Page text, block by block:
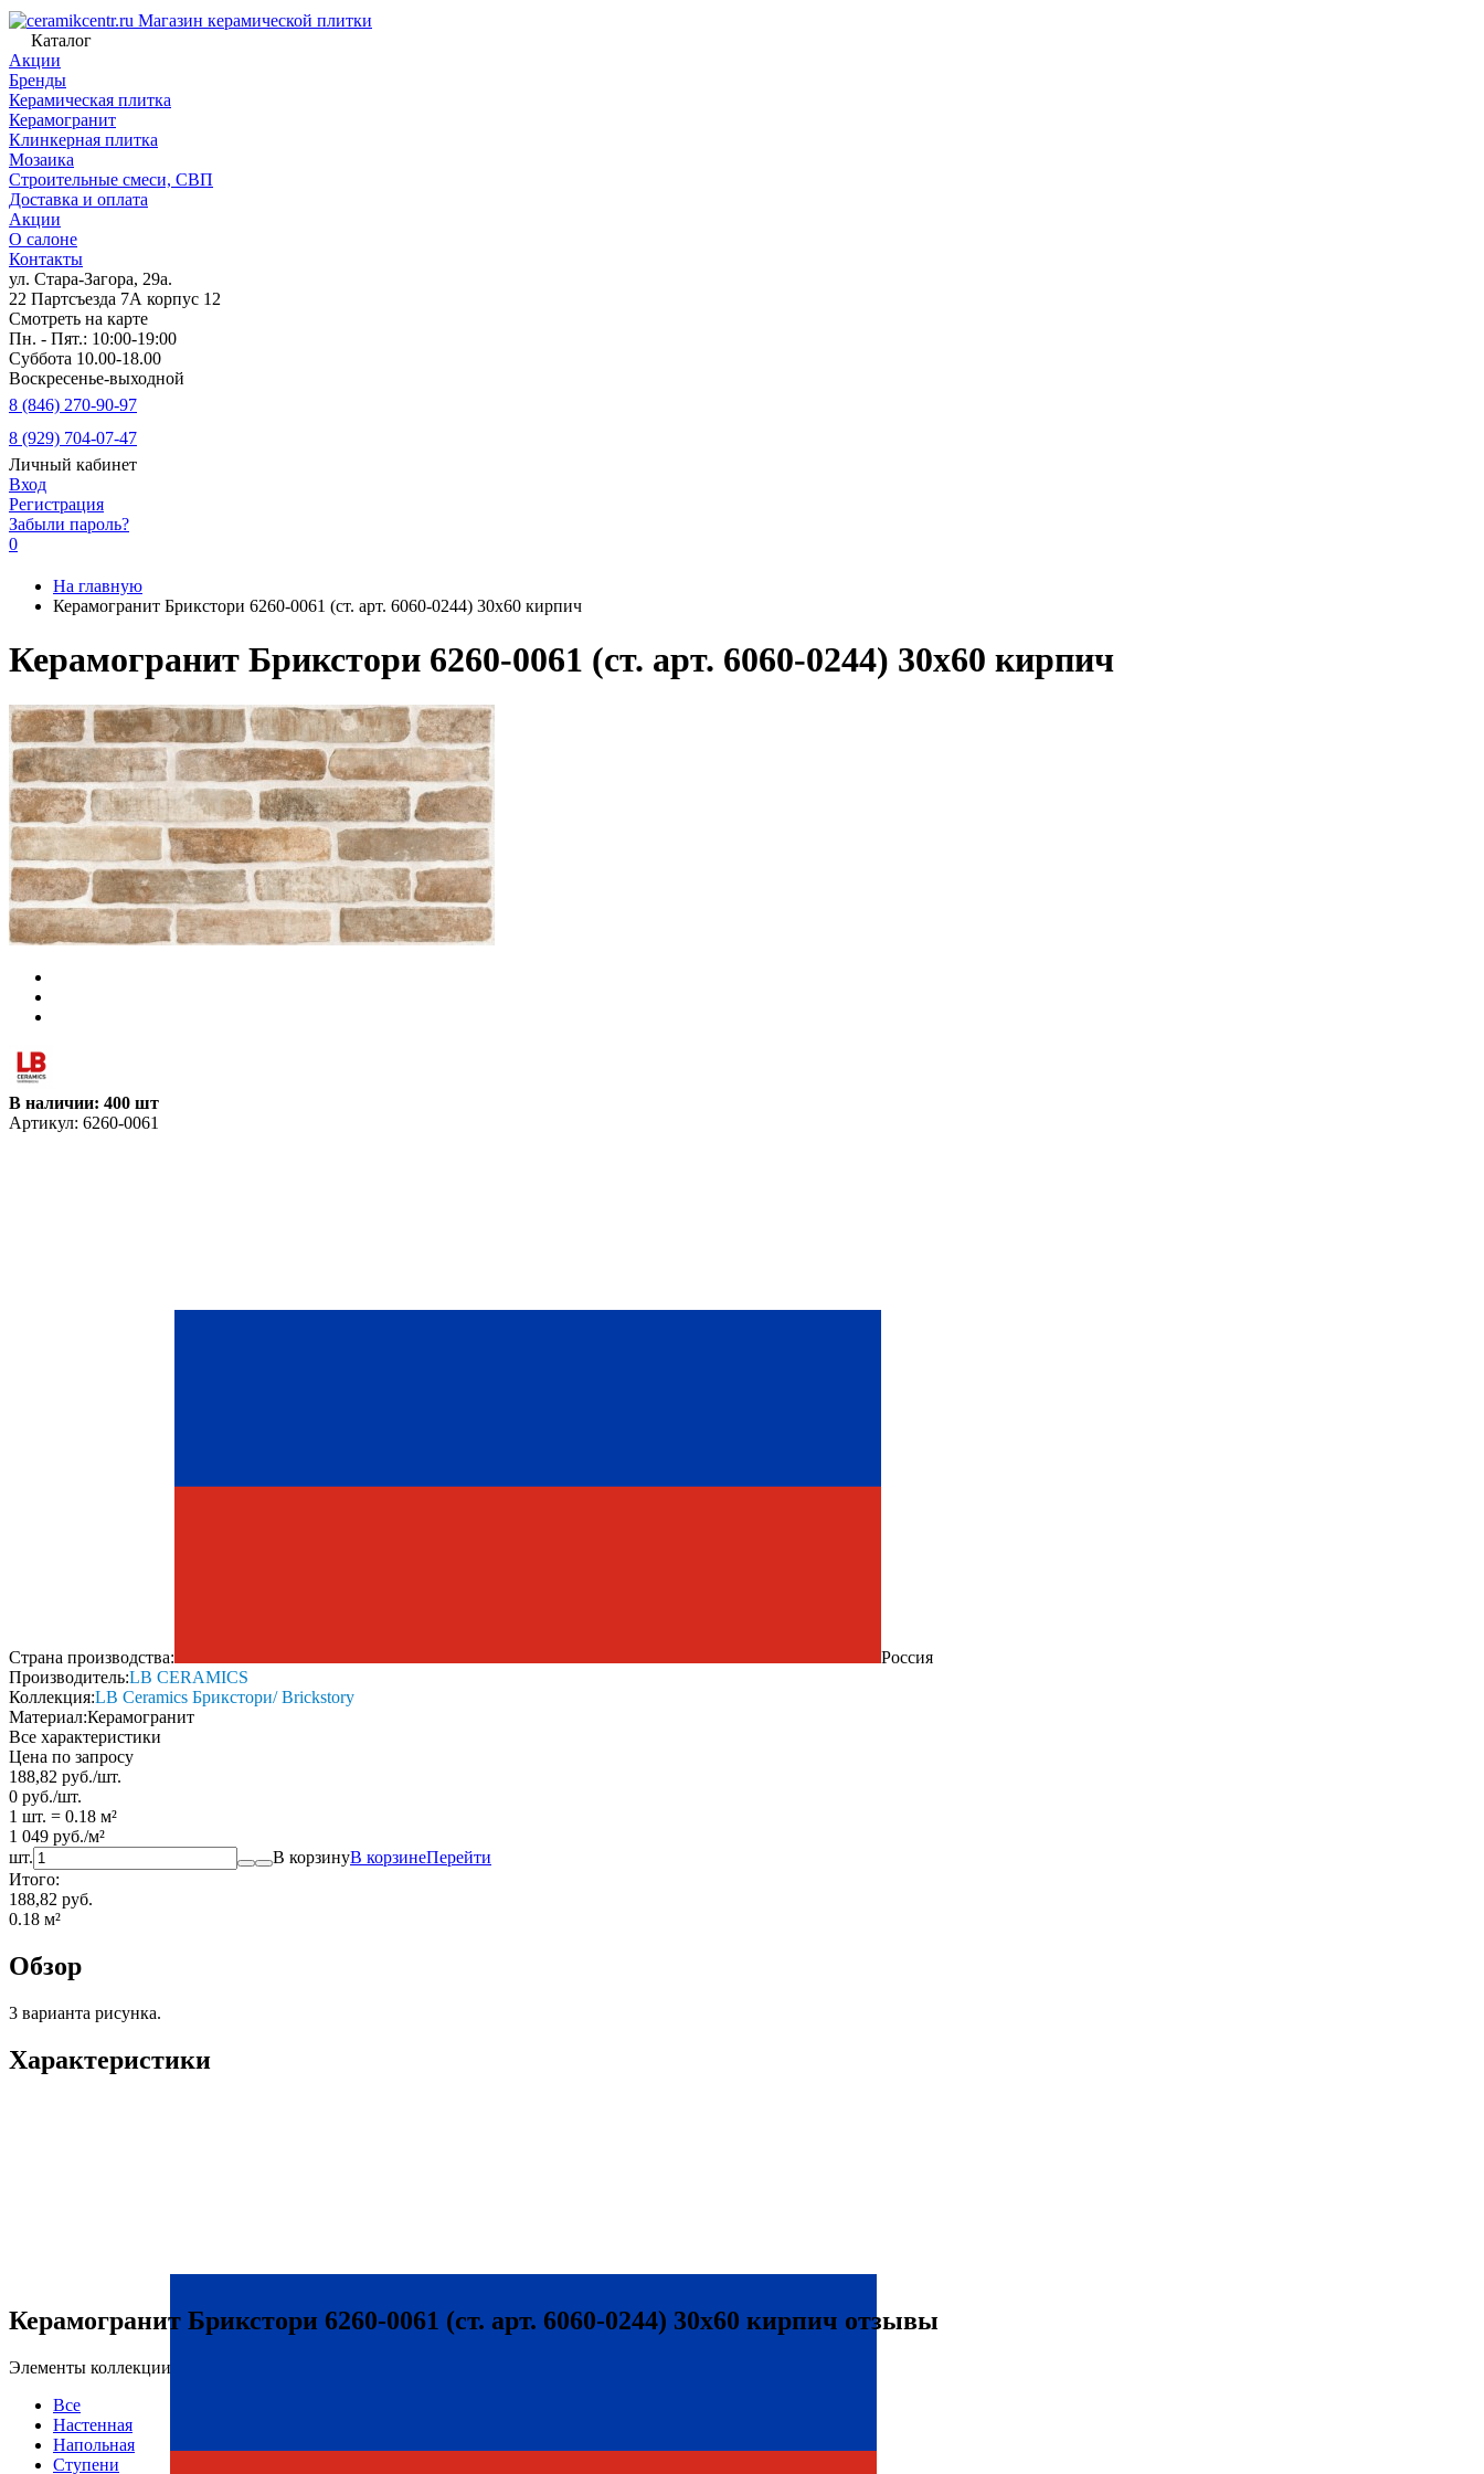
Магазин керамической плитки
Каталог
Акции
Бренды
Керамическая плитка
Керамогранит
Клинкерная плитка
Мозаика
Строительные смеси, СВП
Доставка и оплата
Акции
О салоне
Контакты
ул. Стара-Загора, 29а.
22 Партсъезда 7А корпус 12
Смотреть на карте
Пн. - Пят.: 10:00-19:00
Суббота 10.00-18.00
Воскресенье-выходной
8 (846) 270-90-97
8 (929) 704-07-47
Личный кабинет
Вход
Регистрация
Забыли пароль?
0
На главную
Керамогранит Брикстори 6260-0061 (ст. арт. 6060-0244) 30х60 кирпич
Керамогранит Брикстори 6260-0061 (ст. арт. 6060-0244) 30х60 кирпич
В наличии: 400 шт
Артикул: 6260-0061
Страна производства:
Россия
Производитель:LB CERAMICS
Коллекция:LB Ceramics Брикстори/ Brickstory
Материал:Керамогранит
Все характеристики
Цена по запросу
188,82 руб./шт.
0 руб./шт.
1 шт. = 0.18 м²
1 049 руб./м²
шт.
В корзинуВ корзинеПерейти
Итого:
188,82 руб.
0.18 м²
Обзор
3 варианта рисунка.
Характеристики
Керамогранит Брикстори 6260-0061 (ст. арт. 6060-0244) 30х60 кирпич отзывы
Элементы коллекции
Все
Настенная
Напольная
Ступени